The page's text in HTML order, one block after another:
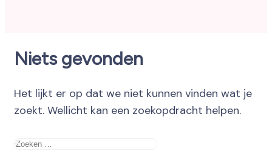
Niets gevonden
Het lijkt er op dat we niet kunnen vinden wat je
zoekt. Wellicht kan een zoekopdracht helpen.
Zoeken